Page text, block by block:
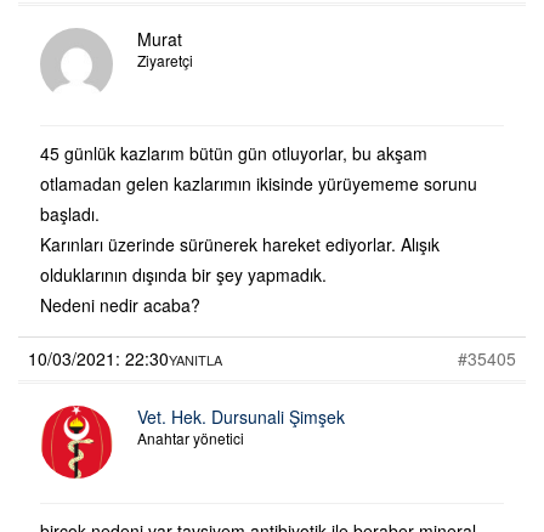
Murat
Ziyaretçi
45 günlük kazlarım bütün gün otluyorlar, bu akşam
otlamadan gelen kazlarımın ikisinde yürüyememe sorunu
başladı.
Karınları üzerinde sürünerek hareket ediyorlar. Alışık
olduklarının dışında bir şey yapmadık.
Nedeni nedir acaba?
10/03/2021: 22:30 #35405
YANITLA
Vet. Hek. Dursunali Şimşek
Anahtar yönetici